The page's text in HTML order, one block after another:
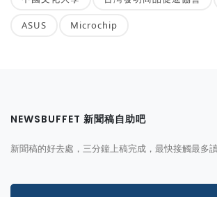
ASUS Microchip
NEWSBUFFET 新聞稿自助吧
新聞稿的好去處，三分鐘上稿完成，最快接觸最多